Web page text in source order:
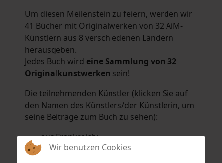
Um diesen Meilenstein zu feiern, werden wir
41 Bücher mit Originalwerken von 32 AiM-
Künstlern aus 8 verschiedenen Ländern
herausgeben.
Jedes Buch wird eine Sammlung von 32
Originalkunstwerken sein!
Die teilnehmenden Künstler (klicken Sie auf
den Namen des Künstlers/der Künstlerin, um
seine Beiträge zum Buch zu sehen):
aus Frankreich:
Hélène Argo,Didier Bonnot
Wir benutzen Cookies